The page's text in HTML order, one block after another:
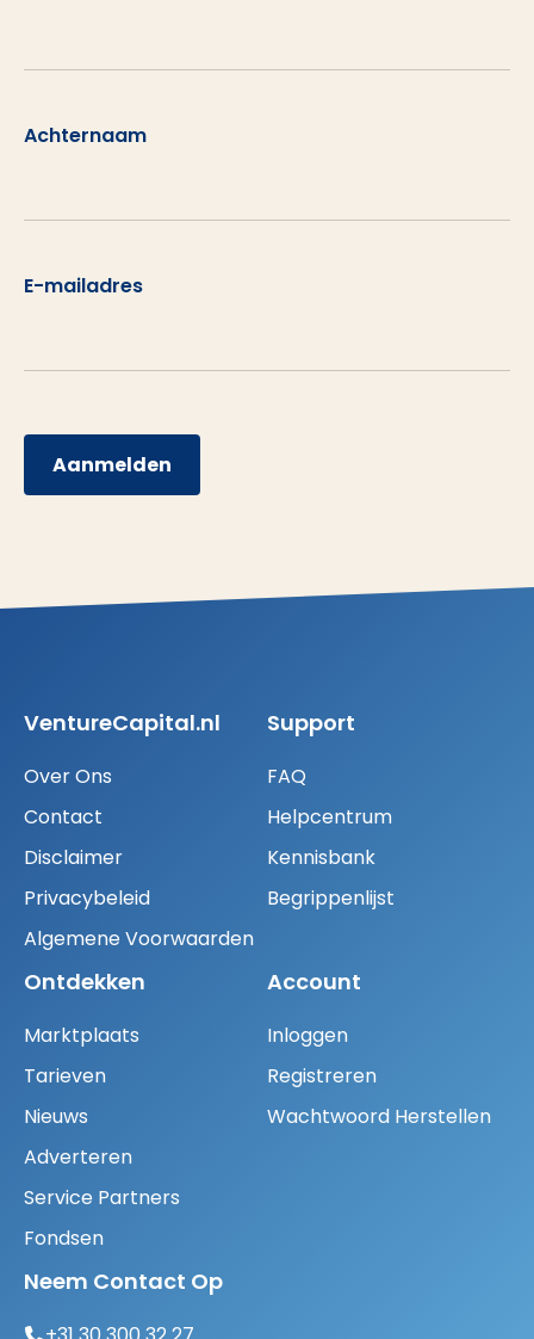
Achternaam
E-mailadres
Aanmelden
VentureCapital.nl
Over Ons
Contact
Disclaimer
Privacybeleid
Algemene Voorwaarden
Support
FAQ
Helpcentrum
Kennisbank
Begrippenlijst
Ontdekken
Marktplaats
Tarieven
Nieuws
Adverteren
Service Partners
Fondsen
Account
Inloggen
Registreren
Wachtwoord Herstellen
Neem Contact Op